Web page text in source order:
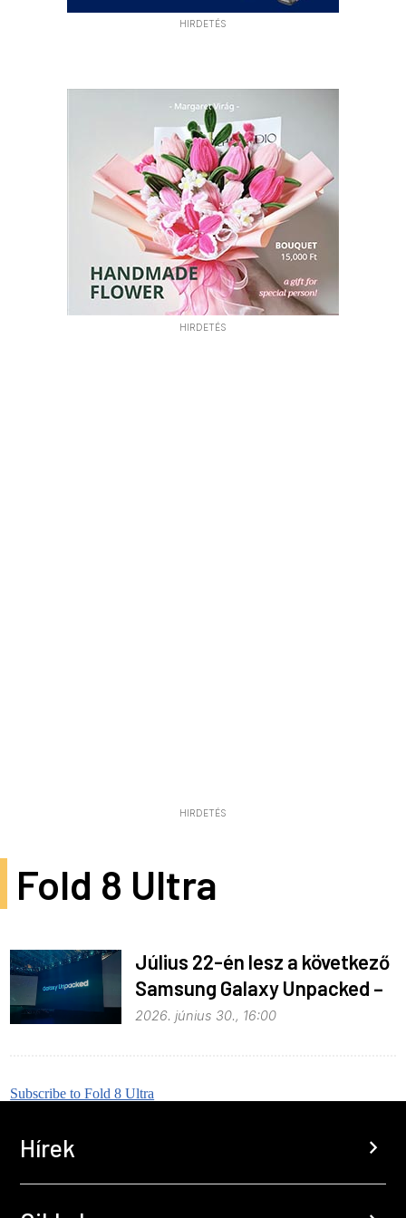
HIRDETÉS
HIRDETÉS
HIRDETÉS
Fold 8 Ultra
Július 22-én lesz a következő
Samsung Galaxy Unpacked –
ez várható
2026. június 30., 16:00
Subscribe to Fold 8 Ultra
Hírek chevron_right